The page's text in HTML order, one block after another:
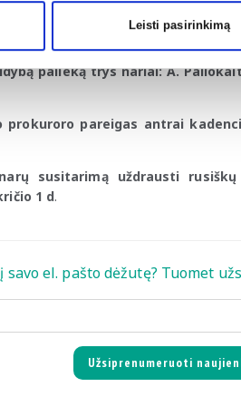
Leisti pasirinkimą
eiti P. Kamaitis, pakeitęs
palieką trys nariai: A.
pareigas antrai
susitarimą uždrausti
čio 1 d.
el. pašto dėžutę? Tuomet
Užsiprenumeruoti